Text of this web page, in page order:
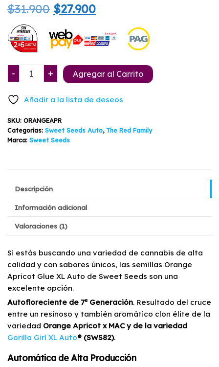
de 5 en
base a
de un
cliente
$31.900 El
precio
original
era:
$31.900.
$27.900El
precio
actual
es:
$27.900.
-
Orange
Apricot
XL
Auto
Sweet
Seeds
+ Agregar al Carrito
Añadir a la lista de deseos
SKU: ORANGEAPR
Categorías: Sweet Seeds Auto, The Red Family
Marca: Sweet Seeds
Descripción
Información adicional
Valoraciones (1)
Si estás buscando una variedad de cannabis de alta
calidad y con sabores únicos, las semillas Orange
Apricot Glue XL Auto de Sweet Seeds son una
excelente opción.
Autofloreciente de 7ª Generación. Resultado del cruce
entre un resinoso y también aromático clon élite de la
variedad Orange Apricot x MAC y de la variedad
Gorilla Girl XL Auto® (SWS82).
Automática de Alta Producción